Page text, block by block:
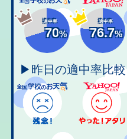
適中率
70%
適中率
76.7%
▶昨日の適中率比較